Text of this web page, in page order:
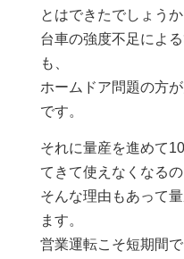
とはできたでしょうか
台車の強度不足によ
も、
ホームドア問題の方
です。
それに量産を進めて
てきて使えなくなるの
そんな理由もあって
ます。
営業運転こそ短期間